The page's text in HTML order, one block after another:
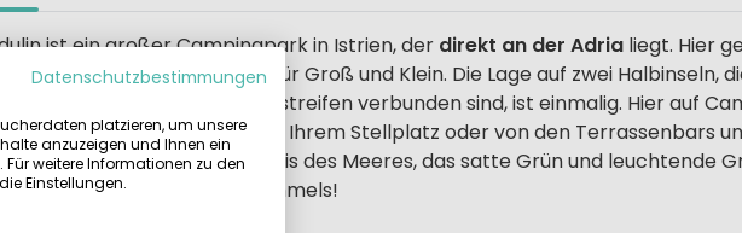
ist ein großer Campingpark in Istrien, der direkt an der Adria liegt. Hier
lebhaftenStrandurlaub für Groß und Klein. Die Lage auf zwei Halbinseln,
durch einen schmalen Landstreifen verbunden sind, ist einmalig. Hier auf
So genießen Sie von Ihrem Stellplatz oder von den Terrassenbars
Istriens: das schillernde Türkis des Meeres, das satte Grün und leuchtende
des meist sonnigen Himmels!
Datenschutzbestimmungen
platzieren, um unsere
anzuzeigen und Ihnen ein
weitere Informationen zu den
Einstellungen.